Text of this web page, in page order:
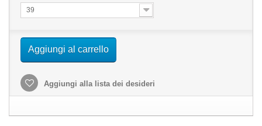
39
Aggiungi al carrello
Aggiungi alla lista dei desideri